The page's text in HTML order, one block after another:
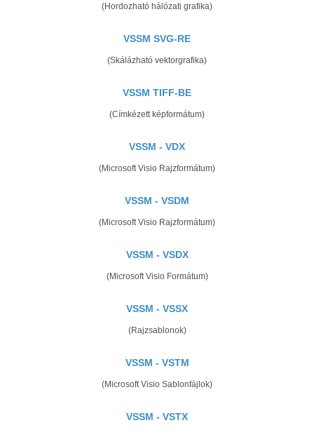
(Hordozható hálózati grafika)
VSSM SVG-RE
(Skálázható vektorgrafika)
VSSM TIFF-BE
(Címkézett képformátum)
VSSM - VDX
(Microsoft Visio Rajzformátum)
VSSM - VSDM
(Microsoft Visio Rajzformátum)
VSSM - VSDX
(Microsoft Visio Formátum)
VSSM - VSSX
(Rajzsablonok)
VSSM - VSTM
(Microsoft Visio Sablonfájlok)
VSSM - VSTX